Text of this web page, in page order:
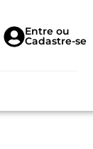
Entre ou
Cadastre-se